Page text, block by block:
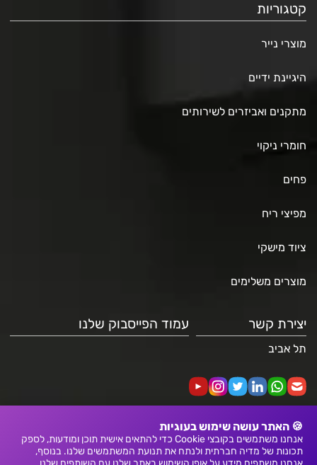
🍪 האתר עושה שימוש בעוגיות
אנחנו משתמשים בקובצי Cookie כדי להתאים אישית תוכן ומודעות, לספק
תכונות של מדיה חברתית ולנתח את תנועת המשתמשים שלנו. בנוסף,
קטגוריות
מוצרי נייר
היגיינת ידיים
מתקנים ואביזרים לשירותים
חומרי ניקוי
פחים
מפיצי ריח
ציוד מישקי
מוצרים משלימים
יצירת קשר
תל אביב
עמוד הפייסבוק שלנו